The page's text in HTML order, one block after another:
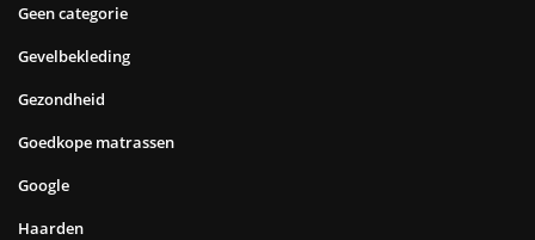
Geen categorie
Gevelbekleding
Gezondheid
Goedkope matrassen
Google
Haarden